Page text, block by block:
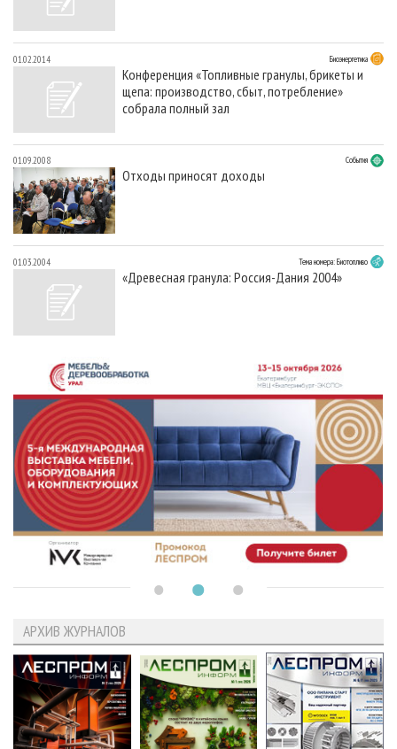
01.02.2014 Биоэнергетика
Конференция «Топливные гранулы, брикеты и
щепа: производство, сбыт, потребление»
собрала полный зал
01.09.2008 События
Отходы приносят доходы
01.03.2004 Тема номера: Биотопливо
«Древесная гранула: Россия-Дания 2004»
АРХИВ ЖУРНАЛОВ